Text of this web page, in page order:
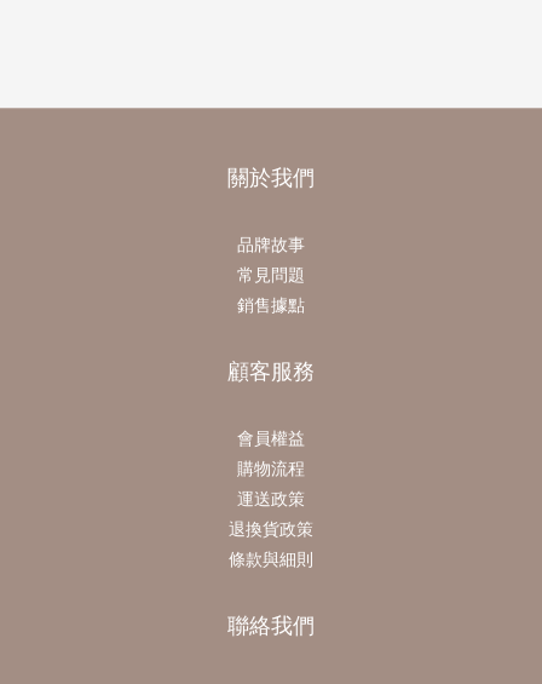
關於我們
品牌故事
常見問題
銷售據點
顧客服務
會員權益
購物流程
運送政策
退換貨政策
條款與細則
聯絡我們